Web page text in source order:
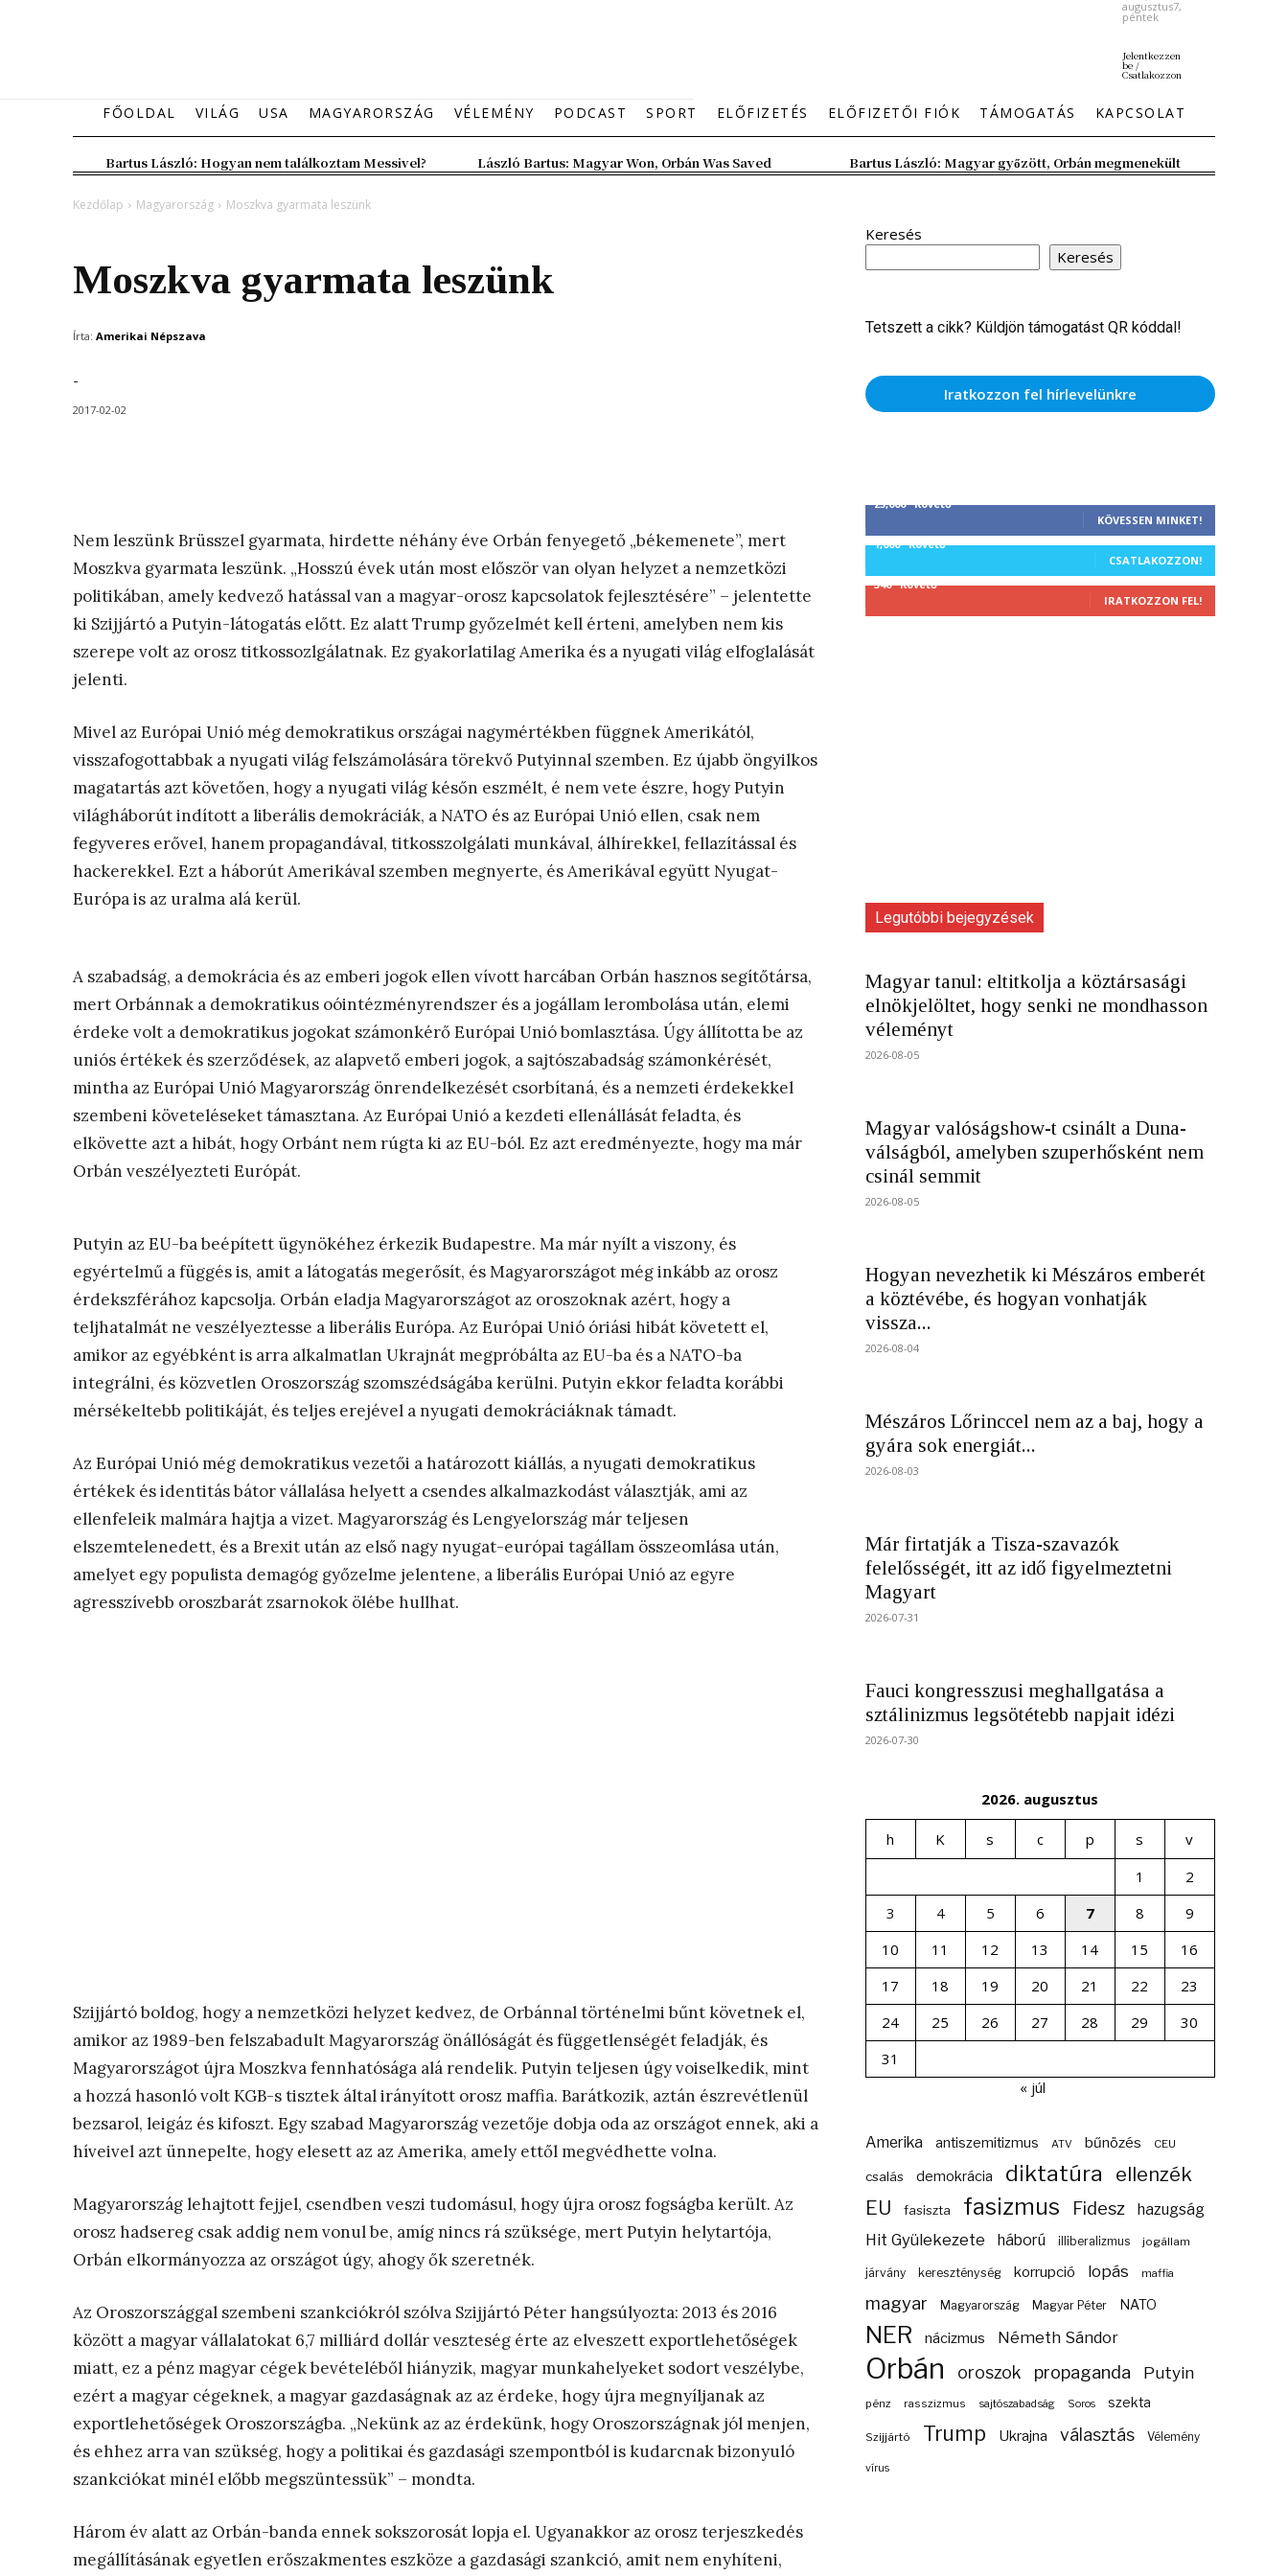
augusztus7,
péntek
Jelentkezzen
be /
Csatlakozzon
FŐOLDAL VILÁG USA MAGYARORSZÁG VÉLEMÉNY PODCAST SPORT ELŐFIZETÉS ELŐFIZETŐI FIÓK TÁMOGATÁS KAPCSOLAT
Bartus László: Hogyan nem találkoztam Messivel? László Bartus: Magyar Won, Orbán Was Saved Bartus László: Magyar győzött, Orbán megmenekült
Kezdőlap Magyarország Moszkva gyarmata leszünk
Moszkva gyarmata leszünk
Írta: Amerikai Népszava
-
2017-02-02
Nem leszünk Brüsszel gyarmata, hirdette néhány éve Orbán fenyegető „békemenete”, mert
Moszkva gyarmata leszünk. „Hosszú évek után most először van olyan helyzet a nemzetközi
politikában, amely kedvező hatással van a magyar-orosz kapcsolatok fejlesztésére” – jelentette
ki Szijjártó a Putyin-látogatás előtt. Ez alatt Trump győzelmét kell érteni, amelyben nem kis
szerepe volt az orosz titkossozlgálatnak. Ez gyakorlatilag Amerika és a nyugati világ elfoglalását
jelenti.
Mivel az Európai Unió még demokratikus országai nagymértékben függnek Amerikától,
visszafogottabbak a nyugati világ felszámolására törekvő Putyinnal szemben. Ez újabb öngyilkos
magatartás azt követően, hogy a nyugati világ későn eszmélt, é nem vete észre, hogy Putyin
világháborút indított a liberális demokráciák, a NATO és az Európai Unió ellen, csak nem
fegyveres erővel, hanem propagandával, titkosszolgálati munkával, álhírekkel, fellazítással és
hackerekkel. Ezt a háborút Amerikával szemben megnyerte, és Amerikával együtt Nyugat-
Európa is az uralma alá kerül.
A szabadság, a demokrácia és az emberi jogok ellen vívott harcában Orbán hasznos segítőtársa,
mert Orbánnak a demokratikus oóintézményrendszer és a jogállam lerombolása után, elemi
érdeke volt a demokratikus jogokat számonkérő Európai Unió bomlasztása. Úgy állította be az
uniós értékek és szerződések, az alapvető emberi jogok, a sajtószabadság számonkérését,
mintha az Európai Unió Magyarország önrendelkezését csorbítaná, és a nemzeti érdekekkel
szembeni követeléseket támasztana. Az Európai Unió a kezdeti ellenállását feladta, és
elkövette azt a hibát, hogy Orbánt nem rúgta ki az EU-ból. Ez azt eredményezte, hogy ma már
Orbán veszélyezteti Európát.
Putyin az EU-ba beépített ügynökéhez érkezik Budapestre. Ma már nyílt a viszony, és
egyértelmű a függés is, amit a látogatás megerősít, és Magyarországot még inkább az orosz
érdekszférához kapcsolja. Orbán eladja Magyarországot az oroszoknak azért, hogy a
teljhatalmát ne veszélyeztesse a liberális Európa. Az Európai Unió óriási hibát követett el,
amikor az egyébként is arra alkalmatlan Ukrajnát megpróbálta az EU-ba és a NATO-ba
integrálni, és közvetlen Oroszország szomszédságába kerülni. Putyin ekkor feladta korábbi
mérsékeltebb politikáját, és teljes erejével a nyugati demokráciáknak támadt.
Az Európai Unió még demokratikus vezetői a határozott kiállás, a nyugati demokratikus
értékek és identitás bátor vállalása helyett a csendes alkalmazkodást választják, ami az
ellenfeleik malmára hajtja a vizet. Magyarország és Lengyelország már teljesen
elszemtelenedett, és a Brexit után az első nagy nyugat-európai tagállam összeomlása után,
amelyet egy populista demagóg győzelme jelentene, a liberális Európai Unió az egyre
agresszívebb oroszbarát zsarnokok ölébe hullhat.
Szijjártó boldog, hogy a nemzetközi helyzet kedvez, de Orbánnal történelmi bűnt követnek el,
amikor az 1989-ben felszabadult Magyarország önállóságát és függetlenségét feladják, és
Magyarországot újra Moszkva fennhatósága alá rendelik. Putyin teljesen úgy voiselkedik, mint
a hozzá hasonló volt KGB-s tisztek által irányított orosz maffia. Barátkozik, aztán észrevétlenül
bezsarol, leigáz és kifoszt. Egy szabad Magyarország vezetője dobja oda az országot ennek, aki a
híveivel azt ünnepelte, hogy elesett az az Amerika, amely ettől megvédhette volna.
Magyarország lehajtott fejjel, csendben veszi tudomásul, hogy újra orosz fogságba került. Az
orosz hadsereg csak addig nem vonul be, amíg nincs rá szüksége, mert Putyin helytartója,
Orbán elkormányozza az országot úgy, ahogy ők szeretnék.
Az Oroszországgal szembeni szankciókról szólva Szijjártó Péter hangsúlyozta: 2013 és 2016
között a magyar vállalatokat 6,7 milliárd dollár veszteség érte az elveszett exportlehetőségek
miatt, ez a pénz magyar cégek bevételéből hiányzik, magyar munkahelyeket sodort veszélybe,
ezért a magyar cégeknek, a magyar gazdaságnak az az érdeke, hogy újra megnyíljanak az
exportlehetőségek Oroszországba. „Nekünk az az érdekünk, hogy Oroszországnak jól menjen,
és ehhez arra van szükség, hogy a politikai és gazdasági szempontból is kudarcnak bizonyuló
szankciókat minél előbb megszüntessük” – mondta.
Három év alatt az Orbán-banda ennek sokszorosát lopja el. Ugyanakkor az orosz terjeszkedés
megállításának egyetlen erőszakmentes eszköze a gazdasági szankció, amit nem enyhíteni,
Keresés
Keresés
Tetszett a cikk? Küldjön támogatást QR kóddal!
Iratkozzon fel hírlevelünkre
25,000 Követő
KÖVESSEN MINKET!
1,000 Követő
CSATLAKOZZON!
340 Követő
IRATKOZZON FEL!
Legutóbbi bejegyzések
Magyar tanul: eltitkolja a köztársasági
elnökjelöltet, hogy senki ne mondhasson
véleményt
2026-08-05
Magyar valóságshow-t csinált a Duna-
válságból, amelyben szuperhősként nem
csinál semmit
2026-08-05
Hogyan nevezhetik ki Mészáros emberét
a köztévébe, és hogyan vonhatják
vissza...
2026-08-04
Mészáros Lőrinccel nem az a baj, hogy a
gyára sok energiát...
2026-08-03
Már firtatják a Tisza-szavazók
felelősségét, itt az idő figyelmeztetni
Magyart
2026-07-31
Fauci kongresszusi meghallgatása a
sztálinizmus legsötétebb napjait idézi
2026-07-30
2026. augusztus
h K s c p s
v
1
2
3
4 5 6 7 8
9
10
11 12 13 14 15
16
17
18 19 20 21 22
23
24
25 26 27 28 29
30
31
« júl
Amerika antiszemitizmus ATV bűnözés CEU
csalás demokrácia diktatúra ellenzék
EU fasiszta fasizmus Fidesz hazugság
Hit Gyülekezete háború illiberalizmus jogállam
járvány kereszténység korrupció lopás maffia
magyar Magyarország Magyar Péter NATO
NER nácizmus Németh Sándor
Orbán oroszok propaganda Putyin
pénz rasszizmus sajtószabadság Soros szekta
Szijjártó Trump Ukrajna választás Vélemény
vírus